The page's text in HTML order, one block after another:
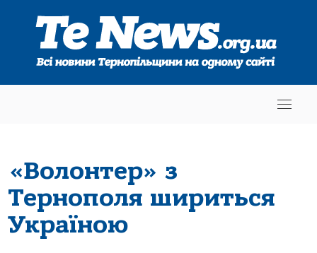
«Волонтер» з
Тернополя шириться
Україною